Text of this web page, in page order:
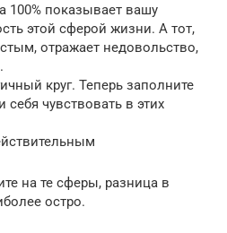
100% показывает вашу
этой сферой жизни. А тот,
отражает недовольство,
круг. Теперь заполните
себя чувствовать в этих
на те сферы, разница в
остро.